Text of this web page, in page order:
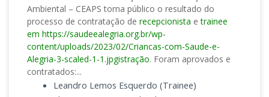
Ambiental – CEAPS torna público o resultado do
processo de contratação de recepcionista etrainee
em https://saudeealegria.org.br/wp-
content/uploads/2023/02/Criancas-com-Saude-e-
Alegria-3-scaled-1-1.jpgistração. Foram aprovados e
contratados:
Leandro Lemos Esquerdo (Trainee)